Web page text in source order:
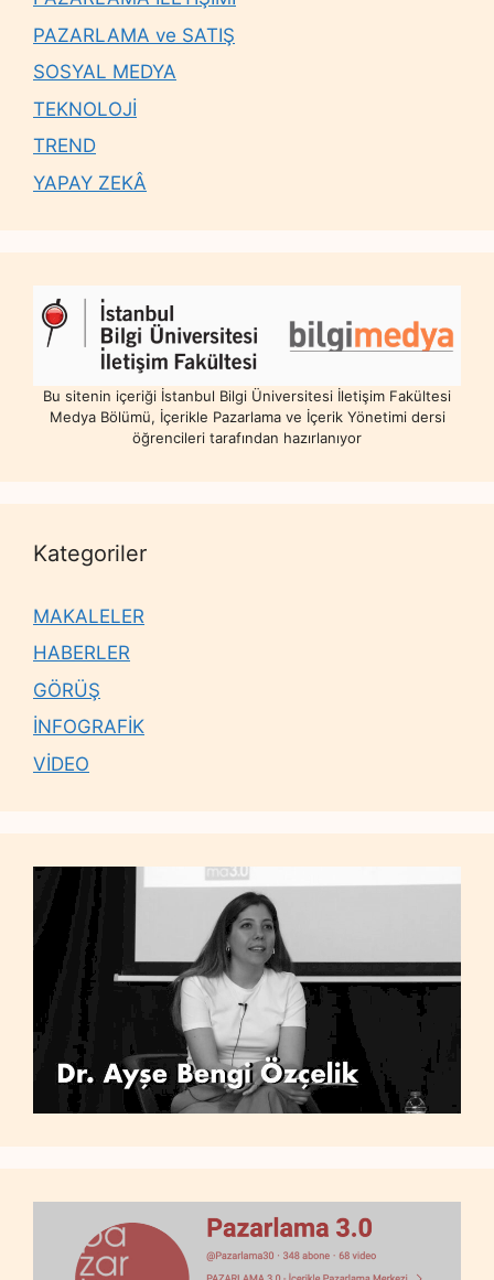
PAZARLAMA ve SATIŞ
SOSYAL MEDYA
TEKNOLOJİ
TREND
YAPAY ZEKÂ
Bu sitenin içeriği İstanbul Bilgi Üniversitesi İletişim Fakültesi
Medya Bölümü, İçerikle Pazarlama ve İçerik Yönetimi dersi
öğrencileri tarafından hazırlanıyor
Kategoriler
MAKALELER
HABERLER
GÖRÜŞ
İNFOGRAFİK
VİDEO